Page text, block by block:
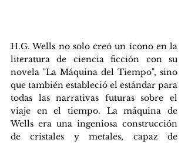
H.G. Wells no solo creó un ícono en la
literatura de ciencia ficción con su
novela "La Máquina del Tiempo", sino
que también estableció el estándar para
todas las narrativas futuras sobre el
viaje en el tiempo. La máquina de
Wells era una ingeniosa construcción
de cristales y metales, capaz de